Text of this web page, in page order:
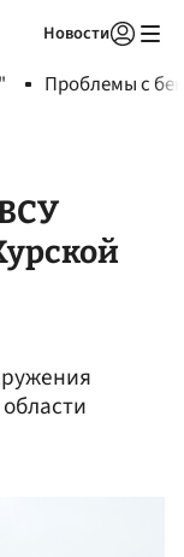
Новости
Проблемы с